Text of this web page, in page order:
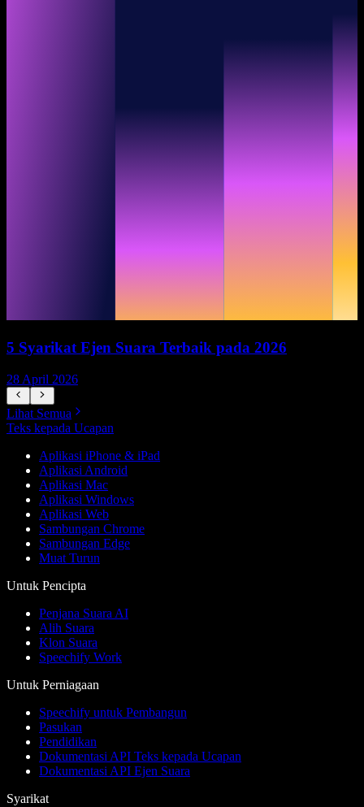
5 Syarikat Ejen Suara Terbaik pada 2026
28 April 2026
Lihat Semua
Teks kepada Ucapan
Aplikasi iPhone & iPad
Aplikasi Android
Aplikasi Mac
Aplikasi Windows
Aplikasi Web
Sambungan Chrome
Sambungan Edge
Muat Turun
Untuk Pencipta
Penjana Suara AI
Alih Suara
Klon Suara
Speechify Work
Untuk Perniagaan
Speechify untuk Pembangun
Pasukan
Pendidikan
Dokumentasi API Teks kepada Ucapan
Dokumentasi API Ejen Suara
Syarikat